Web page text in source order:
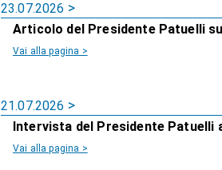
23.07.2026
Articolo del Presidente Patuelli
Vai alla pagina >
21.07.2026
Intervista del Presidente Patuelli
Vai alla pagina >